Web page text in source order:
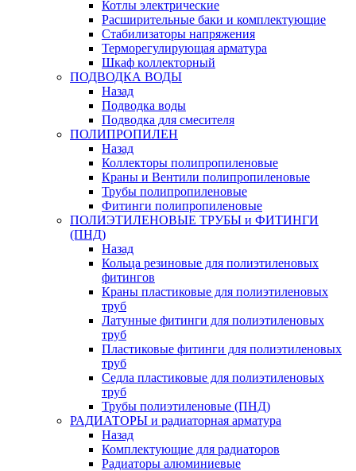
Котлы электрические
Расширительные баки и комплектующие
Стабилизаторы напряжения
Терморегулирующая арматура
Шкаф коллекторный
ПОДВОДКА ВОДЫ
Назад
Подводка воды
Подводка для смесителя
ПОЛИПРОПИЛЕН
Назад
Коллекторы полипропиленовые
Краны и Вентили полипропиленовые
Трубы полипропиленовые
Фитинги полипропиленовые
ПОЛИЭТИЛЕНОВЫЕ ТРУБЫ и ФИТИНГИ
(ПНД)
Назад
Кольца резиновые для полиэтиленовых
фитингов
Краны пластиковые для полиэтиленовых
труб
Латунные фитинги для полиэтиленовых
труб
Пластиковые фитинги для полиэтиленовых
труб
Седла пластиковые для полиэтиленовых
труб
Трубы полиэтиленовые (ПНД)
РАДИАТОРЫ и радиаторная арматура
Назад
Комплектующие для радиаторов
Радиаторы алюминиевые